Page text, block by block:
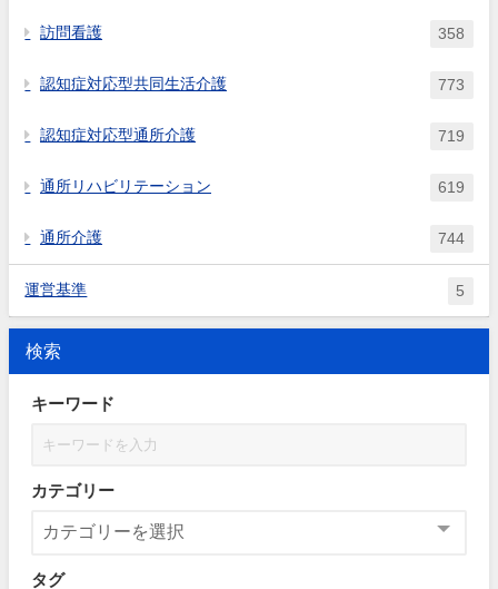
訪問看護 358
認知症対応型共同生活介護 773
認知症対応型通所介護 719
通所リハビリテーション 619
通所介護 744
運営基準 5
検索
キーワード
カテゴリー
タグ